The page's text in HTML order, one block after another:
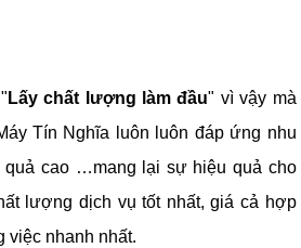
Lấy chất lượng làm đầu" vì vậy mà
Tín Nghĩa luôn luôn đáp ứng nhu
quả cao …mang lại sự hiệu quả cho
lượng dịch vụ tốt nhất, giá cả hợp
việc nhanh nhất.